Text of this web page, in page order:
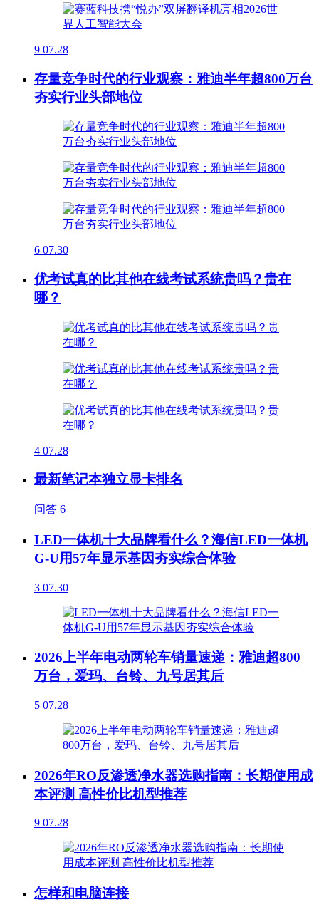
9 07.28
存量竞争时代的行业观察：雅迪半年超800万台
夯实行业头部地位
6 07.30
优考试真的比其他在线考试系统贵吗？贵在
哪？
4 07.28
最新笔记本独立显卡排名
问答 6
LED一体机十大品牌看什么？海信LED一体机
G-U用57年显示基因夯实综合体验
3 07.30
2026上半年电动两轮车销量速递：雅迪超800
万台，爱玛、台铃、九号居其后
5 07.28
2026年RO反渗透净水器选购指南：长期使用成
本评测 高性价比机型推荐
9 07.28
怎样和电脑连接